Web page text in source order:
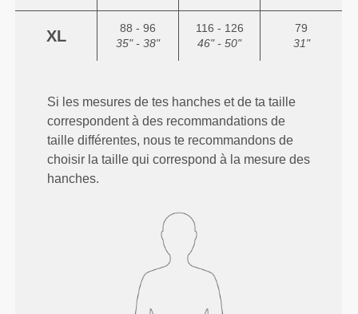
XL
88 - 96
35" - 38"
116 - 126
46" - 50"
79
31"
Si les mesures de tes hanches et de ta taille
correspondent à des recommandations de
taille différentes, nous te recommandons de
choisir la taille qui correspond à la mesure des
hanches.